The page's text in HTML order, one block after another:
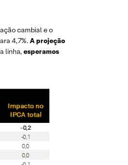
cambial e o
4,7%. A projeção
linha, esperamos